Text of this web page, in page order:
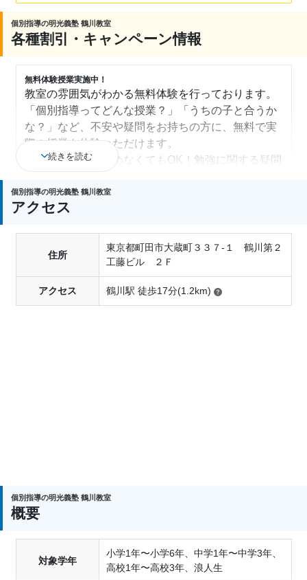
個別指導の明光義塾 鶴川教室
各種割引・キャンペーン情報
無料体験授業実施中！
教室の雰囲気がわかる無料体験を行っております。
「個別指導ってどんな授業？」「うちの子と合うか
な？」など、不安や疑問をお持ちの方に、無料で実
際の授業を体験いただけます。
その場で入会を決めなくてもOK！勉強に関する疑問
続きを読む
個別指導の明光義塾 鶴川教室
アクセス
住所
東京都町田市大蔵町３３７-１ 鶴川第２
工藤ビル ２Ｆ
アクセス 鶴川駅 徒歩17分(1.2km)
個別指導の明光義塾 鶴川教室
概要
対象学年
小学1年〜小学6年、中学1年〜中学3年、
高校1年〜高校3年、浪人生